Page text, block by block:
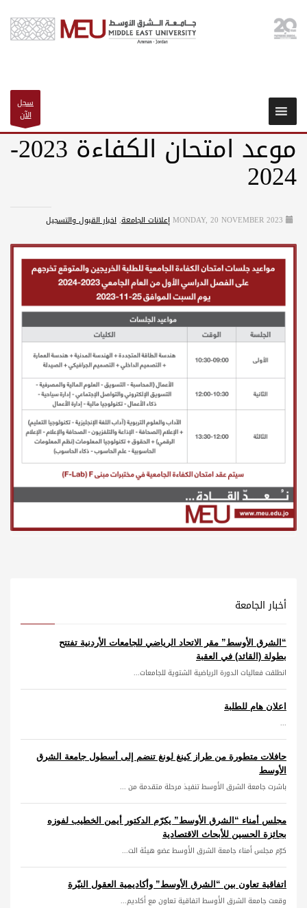
سجل
الآن
موعد امتحان الكفاءة 2023-
2024
MONDAY, 20 NOVEMBER 2023إعلانات الجامعة,اخبار القبول والتسجيل
أخبار الجامعة
“الشرق الأوسط” مقر الاتحاد الرياضي للجامعات الأردنية تفتتح
بطولة (القائد) في العقبة
انطلقت فعاليات الدورة الرياضية الشتوية للجامعات...
اعلان هام للطلبة
...
حافلات متطورة من طراز كينغ لونغ تنضم إلى أسطول جامعة الشرق
الأوسط
باشرت جامعة الشرق الأوسط تنفيذ مرحلة متقدمة من ...
مجلس أمناء “الشرق الأوسط” يكرّم الدكتور أيمن الخطيب لفوزه
بجائزة الحسين للأبحاث الاقتصادية
كرّم مجلس أمناء جامعة الشرق الأوسط عضو هيئة الت...
اتفاقية تعاون بين “الشرق الأوسط” وأكاديمية العقول النيّرة
وقعت جامعة الشرق الأوسط اتفاقية تعاون مع أكاديم...